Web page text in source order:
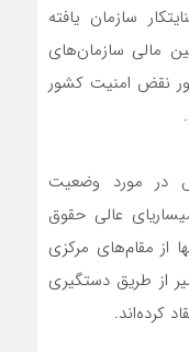
سازمان یافته
مالی سازمان‌های
نقض امنیت کشور
در مورد وضعیت
عالی حقوق
از مقام‌های مرکزی
از طریق دستگیری
کرده‌اند.